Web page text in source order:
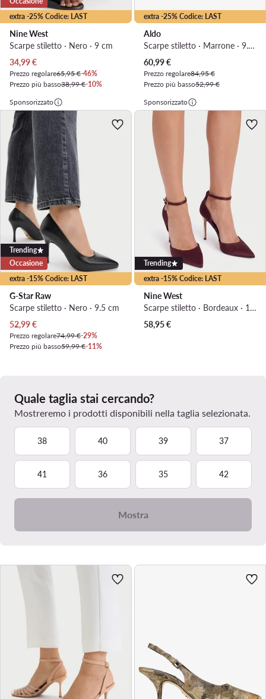
extra -25% Codice: LAST
Nine West
Scarpe stiletto · Nero · 9 cm
Prezzo attuale
34,99€
Prezzo regolare65,95 €-46%
Prezzo più basso38,99 €-10%
extra -25% Codice: LAST
Aldo
Scarpe stiletto · Marrone · 9.5 cm
Prezzo attuale
60,99€
Prezzo regolare84,95 €
Prezzo più basso52,99 €
Sponsorizzato
extra -15% Codice: LAST
Trending
Occasione
G-Star Raw
Scarpe stiletto · Nero · 9.5 cm
Prezzo attuale
52,99€
Prezzo regolare74,99 €-29%
Prezzo più basso59,99 €-11%
Sponsorizzato
extra -15% Codice: LAST
Trending
Nine West
Scarpe stiletto · Bordeaux · 10 cm
58,95€
Quale taglia stai cercando?
Mostreremo i prodotti disponibili nella taglia selezionata.
38 40 39 37
41 36 35 42
Mostra